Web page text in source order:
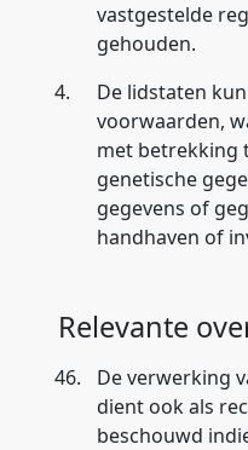
vastgestelde
gehouden.
4.
De lidstaten
voorwaarden,
met betrekking
genetische
gegevens of
handhaven of
Relevante
46.
De verwerking
dient ook als
beschouwd